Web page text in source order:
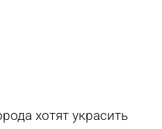
хотят украсить